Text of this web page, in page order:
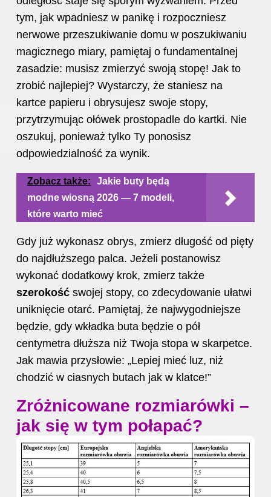
tym, jak wpadniesz w panikę i rozpoczniesz
nerwowe przeszukiwanie domu w poszukiwaniu
magicznego miary, pamiętaj o fundamentalnej
zasadzie: musisz zmierzyć swoją stopę! Jak to
zrobić najlepiej? Wystarczy, że staniesz na
kartce papieru i obrysujesz swoje stopy,
przytrzymując ołówek prostopadle do kartki. Nie
oszukuj, ponieważ tylko Ty ponosisz
odpowiedzialność za wynik.
Zobacz także:
Jakie buty będą
modne wiosną 2026 — 7 modeli,
które warto mieć
Gdy już wykonasz obrys, zmierz długość od pięty
do najdłuższego palca. Jeżeli postanowisz
wykonać dodatkowy krok, zmierz także
szerokość swojej stopy, co zdecydowanie ułatwi
uniknięcie otarć. Pamiętaj, że najwygodniejsze
będzie, gdy wkładka buta będzie o pół
centymetra dłuższa niż Twoja stopa w skarpetce.
Jak mawia przysłowie: „Lepiej mieć luz, niż
chodzić w ciasnych butach jak w klatce!”
Zróżnicowane rozmiarówki –
jak się w tym połapać?